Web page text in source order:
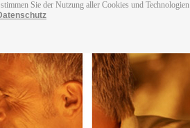
Sie der Nutzung aller Cookies und Technologien